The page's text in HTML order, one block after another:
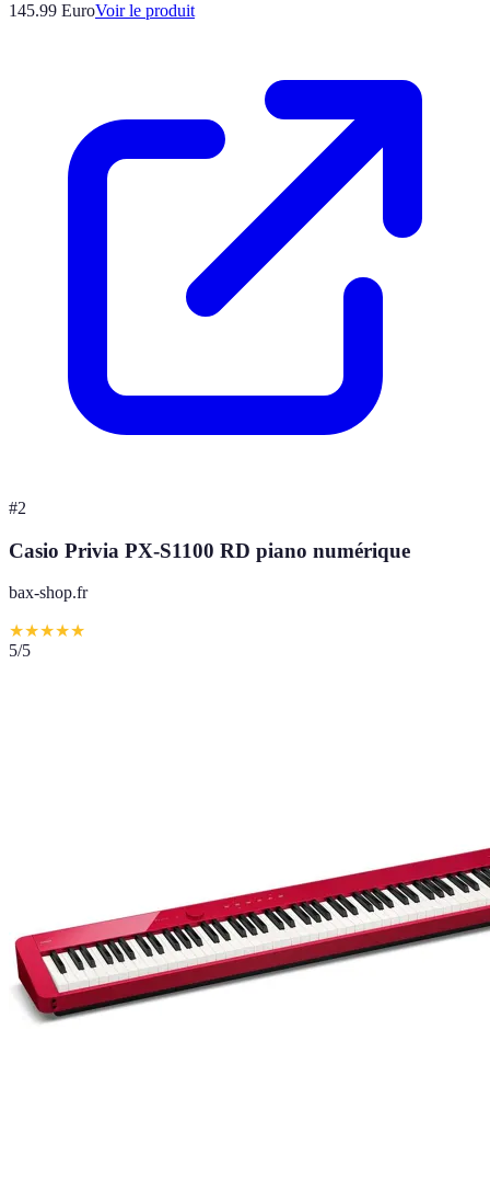
145.99 EuroVoir le produit
#2
Casio Privia PX-S1100 RD piano numérique
bax-shop.fr
★★★★★
5/5